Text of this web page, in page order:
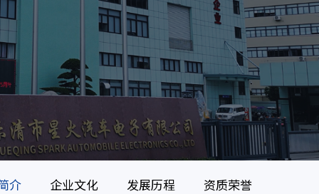
介 企业文化 发展历程 资质荣誉